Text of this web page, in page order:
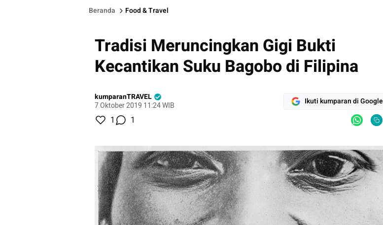
Beranda Food & Travel
Tradisi Meruncingkan Gigi Bukti
Kecantikan Suku Bagobo di Filipina
kumparanTRAVEL
7 Oktober 2019 11:24 WIB
Ikuti kumparan di Google
1 1